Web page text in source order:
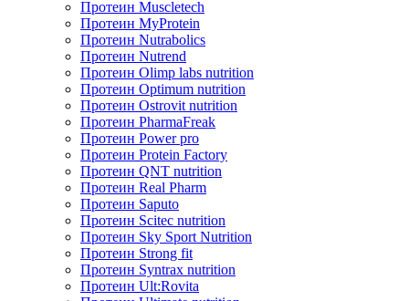
Протеин Muscletech
Протеин MyProtein
Протеин Nutrabolics
Протеин Nutrend
Протеин Olimp labs nutrition
Протеин Optimum nutrition
Протеин Ostrovit nutrition
Протеин PharmaFreak
Протеин Power pro
Протеин Protein Factory
Протеин QNT nutrition
Протеин Real Pharm
Протеин Saputo
Протеин Scitec nutrition
Протеин Sky Sport Nutrition
Протеин Strong fit
Протеин Syntrax nutrition
Протеин Ult:Rovita